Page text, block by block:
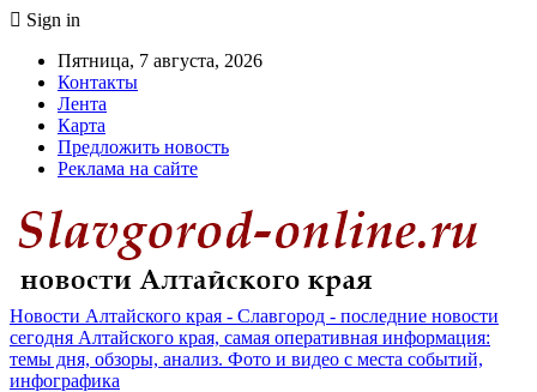
Sign in
Пятница, 7 августа, 2026
Контакты
Лента
Карта
Предложить новость
Реклама на сайте
Новости Алтайского края - Славгород - последние новости
сегодня Алтайского края, самая оперативная информация:
темы дня, обзоры, анализ. Фото и видео с места событий,
инфографика